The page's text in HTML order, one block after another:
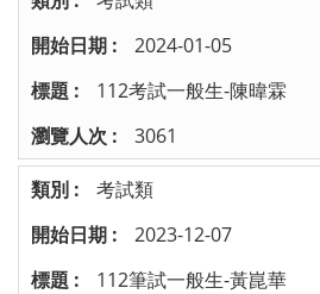
2024-01-05
112考試一般生-陳暐霖
3061
考試類
2023-12-07
112筆試一般生-黃崑華